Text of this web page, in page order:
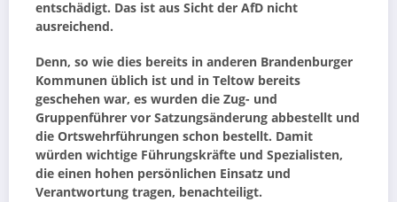
entschädigt. Das ist aus Sicht der AfD nicht
ausreichend.
Denn, so wie dies bereits in anderen Brandenburger
Kommunen üblich ist und in Teltow bereits
geschehen war, es wurden die Zug- und
Gruppenführer vor Satzungsänderung abbestellt und
die Ortswehrführungen schon bestellt. Damit
würden wichtige Führungskräfte und Spezialisten,
die einen hohen persönlichen Einsatz und
Verantwortung tragen, benachteiligt.